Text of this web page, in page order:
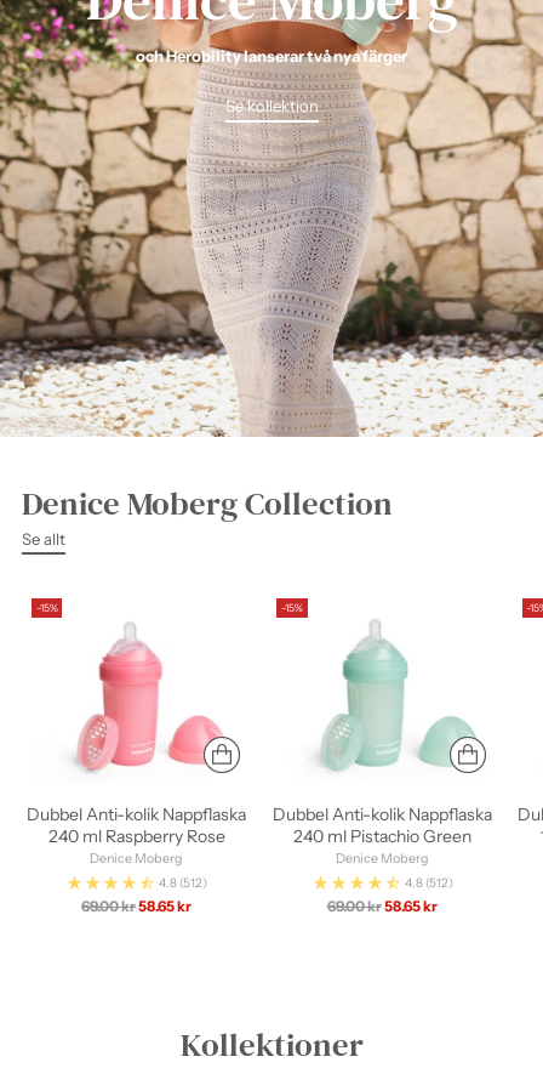
och Herobility lanserar två nya färger
Se kollektion
Denice Moberg Collection
Se allt
-15%
Dubbel Anti-kolik Nappflaska
240 ml Raspberry Rose
Denice Moberg
4.8 (512)
Ordinarie
69.00 kr58.65 kr
-15%
Dubbel Anti-kolik Nappflaska
240 ml Pistachio Green
Denice Moberg
4.8 (512)
Ordinarie
69.00 kr58.65 kr
-
Kollektioner